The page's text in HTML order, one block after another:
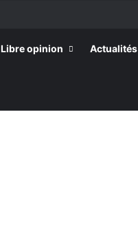
Libre opinion Actualités